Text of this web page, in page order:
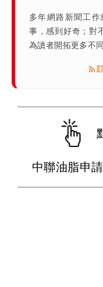
多年網路新聞工
事，感到好奇；對
為讀者開拓更多不
中聯油脂申